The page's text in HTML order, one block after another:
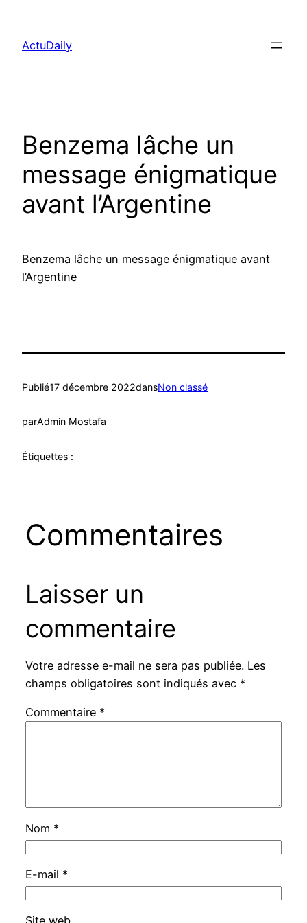
contenu
ActuDaily
Benzema lâche un
message énigmatique
avant l’Argentine
Benzema lâche un message énigmatique avant
l’Argentine
Publié17 décembre 2022dansNon classé
parAdmin Mostafa
Étiquettes :
Commentaires
Laisser un
commentaire
Votre adresse e-mail ne sera pas publiée. Les
champs obligatoires sont indiqués avec *
Commentaire *
Nom *
E-mail *